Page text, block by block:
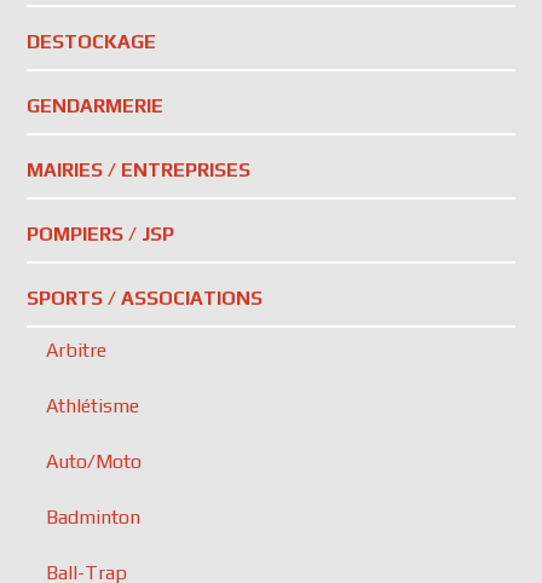
DESTOCKAGE
GENDARMERIE
MAIRIES / ENTREPRISES
POMPIERS / JSP
SPORTS / ASSOCIATIONS
Arbitre
Athlétisme
Auto/Moto
Badminton
Ball-Trap